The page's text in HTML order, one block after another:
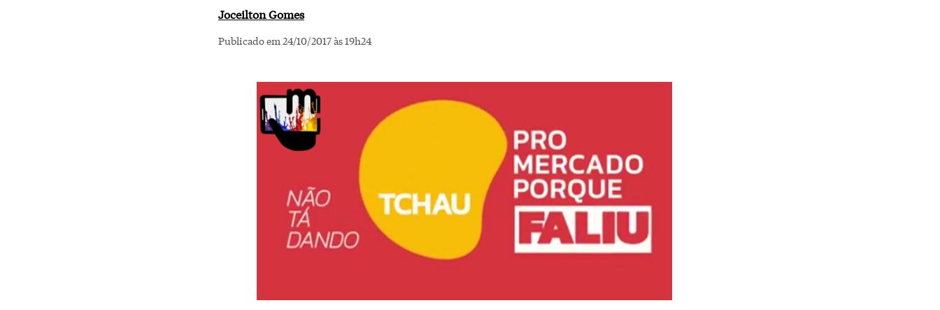
Joceilton Gomes
Publicado em 24/10/2017 às 19h24